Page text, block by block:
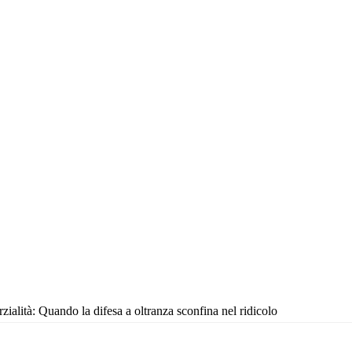
Quando la difesa a oltranza sconfina nel ridicolo